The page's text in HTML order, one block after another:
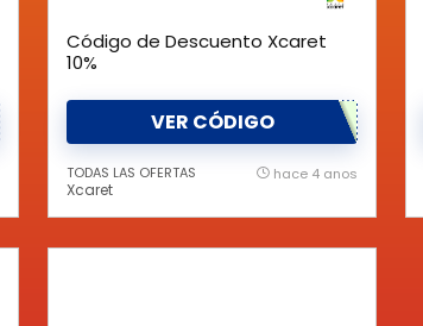
Código de Descuento Xcaret
10%
VER CÓDIGO
TODAS LAS OFERTAS
Xcaret
hace 4 anos